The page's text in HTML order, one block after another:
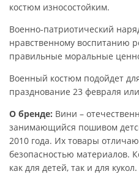
костюм износостойким.
Военно-патриотический
нравственному воспитанию
правильные моральные
Военный костюм подойдет
празднование 23 февраля
О бренде: Вини –
занимающийся пошивом
2010 года. Их товары
безопасностью материалов.
как для детей, так и для кукол.